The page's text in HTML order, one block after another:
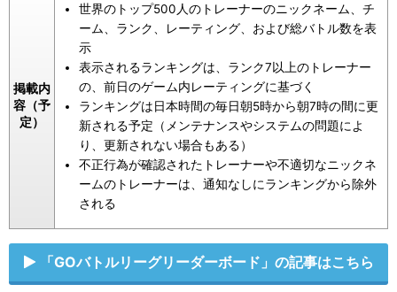
掲載内
容（予
定）
世界のトップ500人のトレーナーのニックネーム、チ
ーム、ランク、レーティング、および総バトル数を表
示
表示されるランキングは、ランク7以上のトレーナー
の、前日のゲーム内レーティングに基づく
ランキングは日本時間の毎日朝5時から朝7時の間に更
新される予定（メンテナンスやシステムの問題によ
り、更新されない場合もある）
不正行為が確認されたトレーナーや不適切なニックネ
ームのトレーナーは、通知なしにランキングから除外
される
「GOバトルリーグリーダーボード」の記事はこちら